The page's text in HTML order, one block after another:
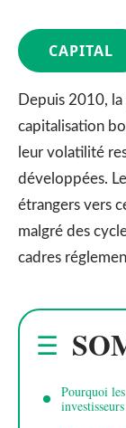
CAPITAL
Depuis 2010,
capitalisation
leur volatilité
développées.
étrangers vers
malgré des
cadres
Pourquoi
investisseurs